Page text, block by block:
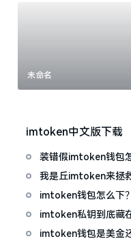
未命名
imtoken中文版下载
装错假imtoken钱包
招能救急
我是丘imtoken来拯
imtoken钱包怎么下
imtoken私钥到底藏
imtoken钱包是美金